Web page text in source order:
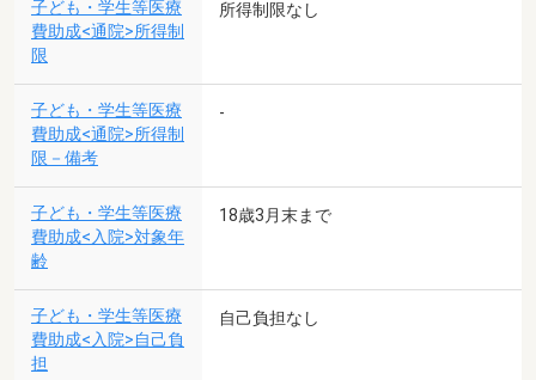
子ども・学生等医療
費助成<通院>所得制
限
所得制限なし
子ども・学生等医療
費助成<通院>所得制
限－備考
-
子ども・学生等医療
費助成<入院>対象年
齢
18歳3月末まで
子ども・学生等医療
費助成<入院>自己負
担
自己負担なし